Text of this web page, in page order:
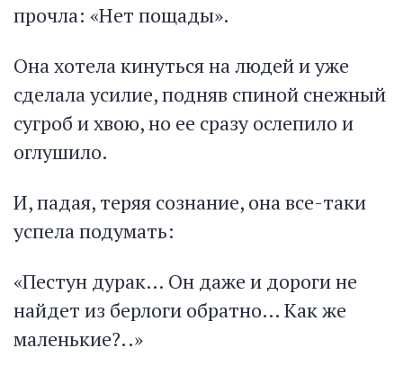
прочла: «Нет пощады».
Она хотела кинуться на людей и уже
сделала усилие, подняв спиной снежный
сугроб и хвою, но ее сразу ослепило и
оглушило.
И, падая, теряя сознание, она все-таки
успела подумать:
«Пестун дурак… Он даже и дороги не
найдет из берлоги обратно… Как же
маленькие?..»